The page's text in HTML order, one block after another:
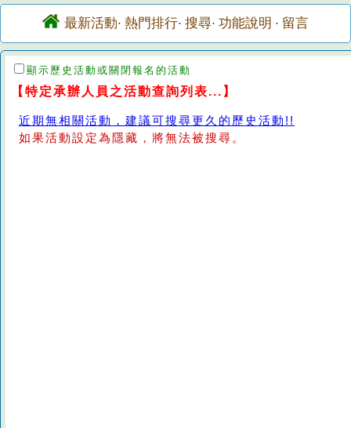
最新活動· 熱門排行· 搜尋· 功能說明 · 留言
顯示歷史活動或關閉報名的活動
【特定承辦人員之活動查詢列表...】
近期無相關活動，建議可搜尋更久的歷史活動!!
如果活動設定為隱藏，將無法被搜尋。